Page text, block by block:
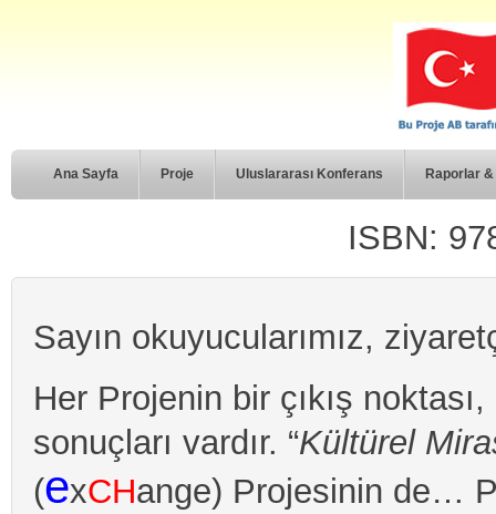
Ana Sayfa Proje Uluslararası Konferans Raporlar
ISBN:
Sayın okuyucularımız,
Her Projenin bir çıkış
sonuçları vardır. “Kültürel
(exCHange) Projesinin de…